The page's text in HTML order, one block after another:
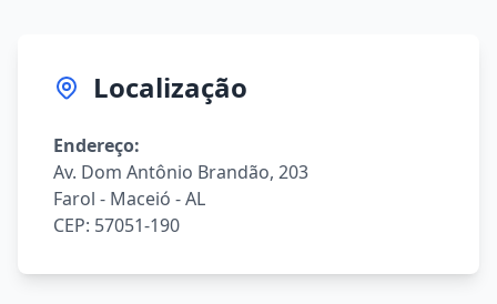
Localização
Endereço:
Av. Dom Antônio Brandão, 203
Farol - Maceió - AL
CEP: 57051-190